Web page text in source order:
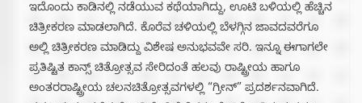
ಇದೊಂದು ಕಾಡಿನಲ್ಲಿ ನಡೆಯುವ ಕಥೆಯಾಗಿದ್ದು, ಊಟಿ ಬಳಿಯಲ್ಲಿ ಹೆಚ್ಚಿನ
ಚಿತ್ರೀಕರಣ ಮಾಡಲಾಗಿದೆ. ಕೊರೆವ ಚಳಿಯಲ್ಲಿ ಬೆಳಗ್ಗಿನ ಜಾವದವರೆಗೂ
ಅಲ್ಲಿ ಚಿತ್ರೀಕರಣ ಮಾಡಿದ್ದು ವಿಶೇಷ ಅನುಭವವೇ ಸರಿ. ಇನ್ನೂ ಈಗಾಗಲೇ
ಪ್ರತಿಷ್ಟಿತ ಕಾನ್ಸ್ ಚಿತ್ರೋತ್ಸವ ಸೇರಿದಂತೆ ಹಲವು ರಾಷ್ಟ್ರೀಯ ಹಾಗೂ
ಅಂತರರಾಷ್ಟ್ರೀಯ ಚಲನಚಿತ್ರೋತ್ಸವಗಳಲ್ಲಿ “ಗ್ರೀನ್” ಪ್ರದರ್ಶನವಾಗಿದೆ.